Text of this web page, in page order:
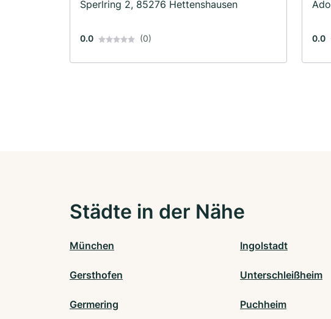
Sperlring 2, 85276 Hettenshausen
0.0 (0) 0.0
Städte in der Nähe
München Ingolstadt
Gersthofen Unterschleißheim
Germering Puchheim